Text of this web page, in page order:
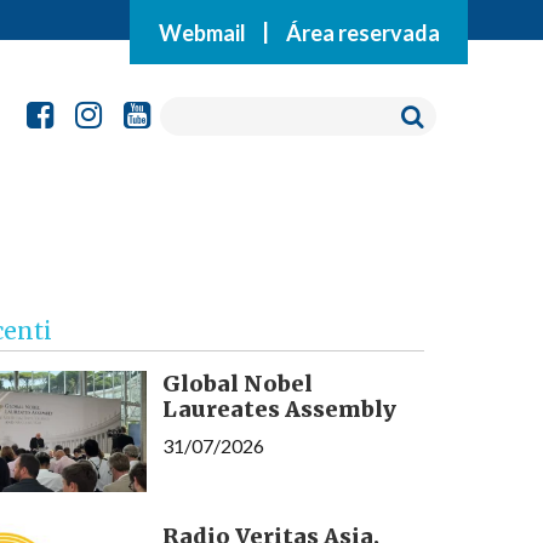
Webmail Área reservada
Global Nobel
Laureates Assembly
31/07/2026
Radio Veritas Asia,